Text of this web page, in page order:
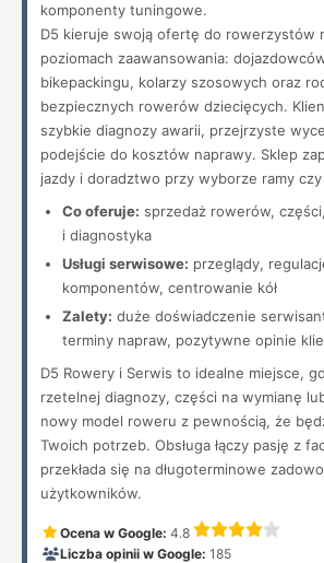
komponenty tuningowe.
D5 kieruje swoją ofertę do rowerzystów
poziomach zaawansowania:
bikepackingu, kolarzy szosowych oraz
bezpiecznych rowerów dziecięcych.
szybkie diagnozy awarii, przejrzyste
podejście do kosztów naprawy. Sklep
jazdy i doradztwo przy wyborze ramy
Co oferuje: sprzedaż rowerów,
i diagnostyka
Usługi serwisowe: przeglądy,
komponentów, centrowanie kół
Zalety: duże doświadczenie
terminy napraw, pozytywne opinie
D5 Rowery i Serwis to idealne miejsce,
rzetelnej diagnozy, części na wymianę
nowy model roweru z pewnością, że
Twoich potrzeb. Obsługa łączy pasję z
przekłada się na długoterminowe
użytkowników.
Ocena w Google: 4.8
Liczba opinii w Google: 185